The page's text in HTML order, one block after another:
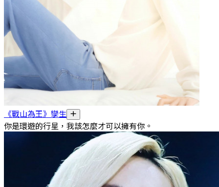
《戰山為王》孿生
你是環遊的行星，我該怎麼才可以擁有你。